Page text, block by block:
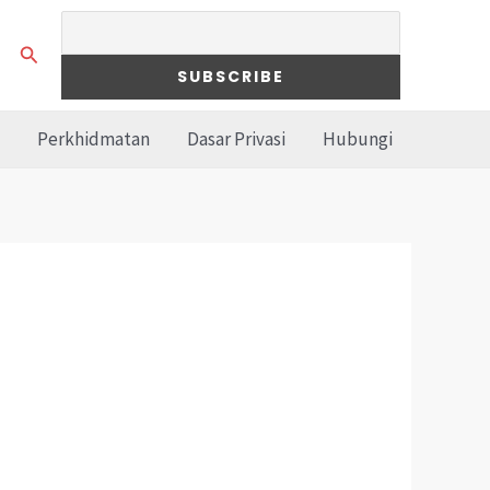
Search
Perkhidmatan Dasar Privasi Hubungi